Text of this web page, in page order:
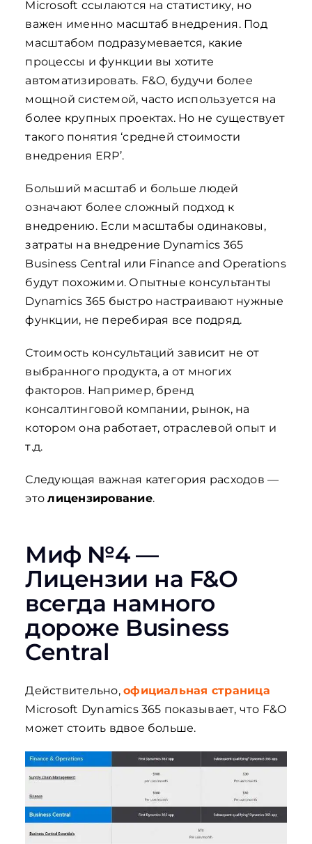
Microsoft ссылаются на статистику, но
важен именно масштаб внедрения. Под
масштабом подразумевается, какие
процессы и функции вы хотите
автоматизировать. F&O, будучи более
мощной системой, часто используется на
более крупных проектах. Но не существует
такого понятия ‘средней стоимости
внедрения ERP’.
Больший масштаб и больше людей
означают более сложный подход к
внедрению. Если масштабы одинаковы,
затраты на внедрение Dynamics 365
Business Central или Finance and Operations
будут похожими. Опытные консультанты
Dynamics 365 быстро настраивают нужные
функции, не перебирая все подряд.
Стоимость консультаций зависит не от
выбранного продукта, а от многих
факторов. Например, бренд
консалтинговой компании, рынок, на
котором она работает, отраслевой опыт и
т.д.
Следующая важная категория расходов —
этолицензирование.
Миф №4 —
Лицензии на F&O
всегда намного
дороже Business
Central
Действительно,официальная страница
Microsoft Dynamics 365 показывает, что F&O
может стоить вдвое больше.